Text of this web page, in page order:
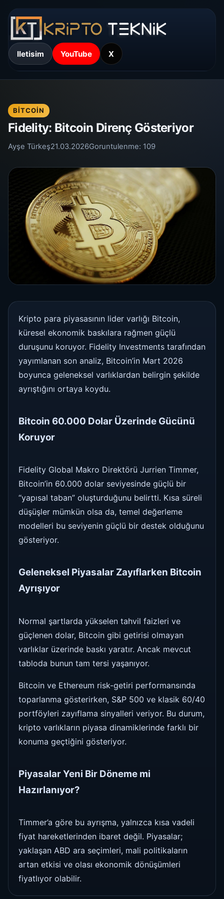
Iletisim YouTube X
BITCOIN
Fidelity: Bitcoin Direnç Gösteriyor
Ayşe Türkeş21.03.2026Goruntulenme: 109
Kripto para piyasasının lider varlığı Bitcoin,
küresel ekonomik baskılara rağmen güçlü
duruşunu koruyor. Fidelity Investments tarafından
yayımlanan son analiz, Bitcoin’in Mart 2026
boyunca geleneksel varlıklardan belirgin şekilde
ayrıştığını ortaya koydu.
Bitcoin 60.000 Dolar Üzerinde Gücünü
Koruyor
Fidelity Global Makro Direktörü Jurrien Timmer,
Bitcoin’in 60.000 dolar seviyesinde güçlü bir
“yapısal taban” oluşturduğunu belirtti. Kısa süreli
düşüşler mümkün olsa da, temel değerleme
modelleri bu seviyenin güçlü bir destek olduğunu
gösteriyor.
Geleneksel Piyasalar Zayıflarken Bitcoin
Ayrışıyor
Normal şartlarda yükselen tahvil faizleri ve
güçlenen dolar, Bitcoin gibi getirisi olmayan
varlıklar üzerinde baskı yaratır. Ancak mevcut
tabloda bunun tam tersi yaşanıyor.
Bitcoin ve Ethereum risk-getiri performansında
toparlanma gösterirken, S&P 500 ve klasik 60/40
portföyleri zayıflama sinyalleri veriyor. Bu durum,
kripto varlıkların piyasa dinamiklerinde farklı bir
konuma geçtiğini gösteriyor.
Piyasalar Yeni Bir Döneme mi
Hazırlanıyor?
Timmer’a göre bu ayrışma, yalnızca kısa vadeli
fiyat hareketlerinden ibaret değil. Piyasalar;
yaklaşan ABD ara seçimleri, mali politikaların
artan etkisi ve olası ekonomik dönüşümleri
fiyatlıyor olabilir.